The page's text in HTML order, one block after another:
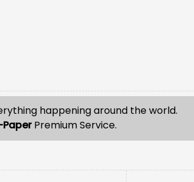
happening around the world.
PaperPremium Service.